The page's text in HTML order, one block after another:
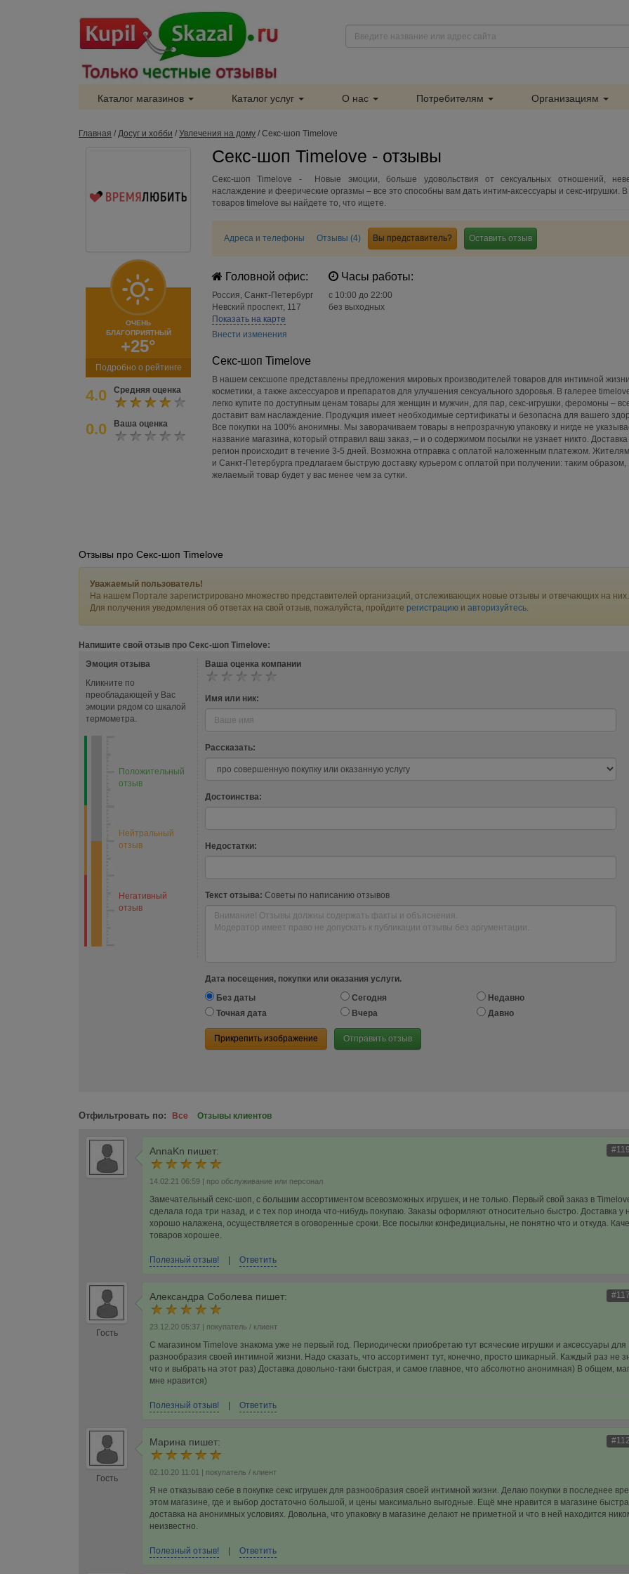
Каталог магазинов Каталог услуг О нас Потребителям Организациям
Главная / Досуг и хобби / Увлечения на дому / Секс-шоп Timelove
ОЧЕНЬ
БЛАГОПРИЯТНЫЙ
+25°
Подробно о рейтинге
4.0 Средняя оценка
0.0 Ваша оценка
Секс-шоп Timelove - отзывы
Секс-шоп Timelove - Новые эмоции, больше удовольствия от сексуальных отношений,
наслаждение и феерические оргазмы – все это способны вам дать интим-аксессуары и секс-игрушки. В
товаров timelove вы найдете то, что ищете.
Адреса и телефоны Отзывы (4) Оставить отзыв
Вы представитель?
Головной офис:
Россия, Санкт-Петербург
Невский проспект, 117
Показать на карте
Внести изменения
Часы работы:
c 10:00 до 22:00
без выходных
Секс-шоп Timelove
В нашем сексшопе представлены предложения мировых производителей товаров для интимной
косметики, а также аксессуаров и препаратов для улучшения сексуального здоровья. В галерее
легко купите по доступным ценам товары для женщин и мужчин, для пар, секс-игрушки, феромоны –
доставит вам наслаждение. Продукция имеет необходимые сертификаты и безопасна для вашего
Все покупки на 100% анонимны. Мы заворачиваем товары в непрозрачную упаковку и нигде не
название магазина, который отправил ваш заказ, – и о содержимом посылки не узнает никто.
регион происходит в течение 3-5 дней. Возможна отправка с оплатой наложенным платежом.
и Санкт-Петербурга предлагаем быструю доставку курьером с оплатой при получении: таким образом,
желаемый товар будет у вас менее чем за сутки.
Отзывы про Секс-шоп Timelove
Уважаемый пользователь!
На нашем Портале зарегистрировано множество представителей организаций, отслеживающих новые отзывы и отвечающих на них.
Для получения уведомления об ответах на свой отзыв, пожалуйста, пройдите регистрацию и авторизуйтесь.
Напишите свой отзыв про Секс-шоп Timelove:
Эмоция отзыва
Кликните по
преобладающей у Вас
эмоции рядом со шкалой
термометра.
Положительный
отзыв
Нейтральный
отзыв
Негативный
отзыв
Ваша оценка компании
Имя или ник:
Рассказать:
Достоинства:
Недостатки:
Текст отзыва: Советы по написанию отзывов
Дата посещения, покупки или оказания услуги.
Без даты
Сегодня
Недавно
Точная дата
Вчера Давно
Прикрепить изображение Отправить отзыв
Отфильтровать по: Все Отзывы клиентов
AnnaKn пишет:
14.02.21 06:59 | про обслуживание или персонал
Замечательный секс-шоп, с большим ассортиментом всевозможных игрушек, и не только. Первый свой заказ в
сделала года три назад, и с тех пор иногда что-нибудь покупаю. Заказы оформляют относительно быстро. Доставка у
хорошо налажена, осуществляется в оговоренные сроки. Все посылки конфедициальны, не понятно что и откуда.
товаров хорошее.
Полезный отзыв! Ответить
Гость
Александра Соболева пишет:
23.12.20 05:37 | покупатель / клиент
С магазином Timelove знакома уже не первый год. Периодически приобретаю тут всяческие игрушки и аксессуары для
разнообразия своей интимной жизни. Надо сказать, что ассортимент тут, конечно, просто шикарный. Каждый раз не
что и выбрать на этот раз) Доставка довольно-таки быстрая, и самое главное, что абсолютно анонимная) В общем,
мне нравится)
Полезный отзыв! Ответить
Гость
Марина пишет:
02.10.20 11:01 | покупатель / клиент
Я не отказываю себе в покупке секс игрушек для разнообразия своей интимной жизни. Делаю покупки в последнее
этом магазине, где и выбор достаточно большой, и цены максимально выгодные. Ещё мне нравится в магазине
доставка на анонимных условиях. Довольна, что упаковку в магазине делают не приметной и что в ней находится
неизвестно.
Полезный отзыв! Ответить